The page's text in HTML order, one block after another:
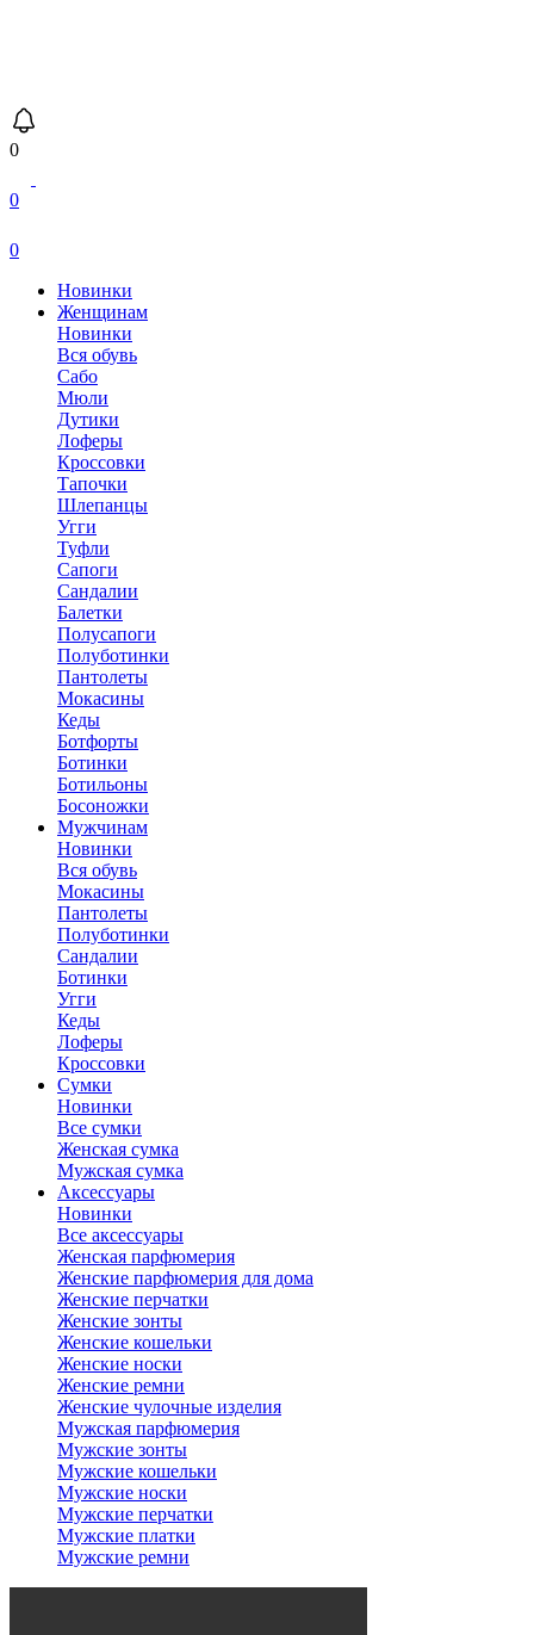
0
0
0
Новинки
Женщинам
Новинки
Вся обувь
Сабо
Мюли
Дутики
Лоферы
Кроссовки
Тапочки
Шлепанцы
Угги
Туфли
Сапоги
Сандалии
Балетки
Полусапоги
Полуботинки
Пантолеты
Мокасины
Кеды
Ботфорты
Ботинки
Ботильоны
Босоножки
Мужчинам
Новинки
Вся обувь
Мокасины
Пантолеты
Полуботинки
Сандалии
Ботинки
Угги
Кеды
Лоферы
Кроссовки
Сумки
Новинки
Все сумки
Женская сумка
Мужская сумка
Аксессуары
Новинки
Все аксессуары
Женская парфюмерия
Женские парфюмерия для дома
Женские перчатки
Женские зонты
Женские кошельки
Женские носки
Женские ремни
Женские чулочные изделия
Мужская парфюмерия
Мужские зонты
Мужские кошельки
Мужские носки
Мужские перчатки
Мужские платки
Мужские ремни